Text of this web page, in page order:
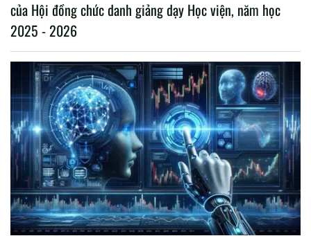
của Hội đồng chức danh giảng dạy Học viện, năm học
2025 - 2026